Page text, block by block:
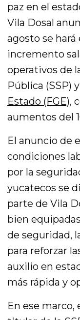
paz en el
Vila Dosal
agosto se
incremento
operativos de
Pública (SSP)
Estado (FGE),
aumentos del
El anuncio de
condiciones
por la
yucatecos se
parte de Vila
bien
de seguridad,
para reforzar
auxilio en
más rápida y
En ese marco,